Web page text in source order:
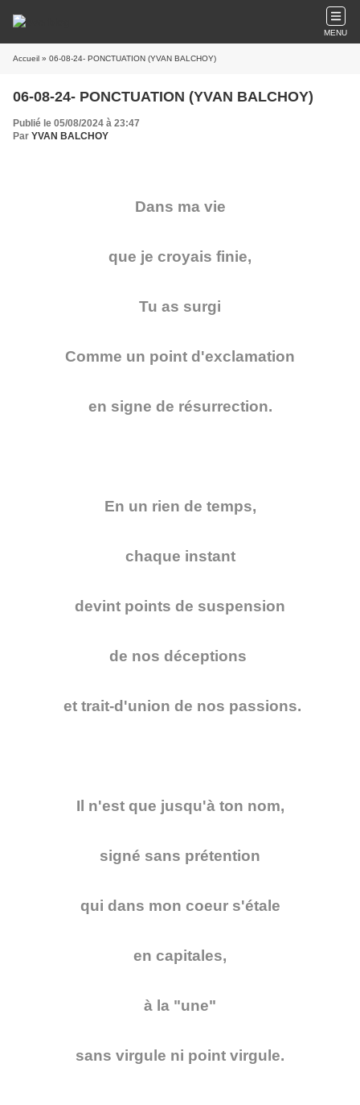
MENU
Accueil » 06-08-24- PONCTUATION (YVAN BALCHOY)
06-08-24- PONCTUATION (YVAN BALCHOY)
Publié le 05/08/2024 à 23:47
Par YVAN BALCHOY
Dans ma vie
que je croyais finie,
Tu as surgi
Comme un point d'exclamation
en signe de résurrection.
En un rien de temps,
chaque instant
devint points de suspension
de nos déceptions
et trait-d'union de nos passions.
Il n'est que jusqu'à ton nom,
signé sans prétention
qui dans mon coeur s'étale
en capitales,
à la "une"
sans virgule ni point virgule.